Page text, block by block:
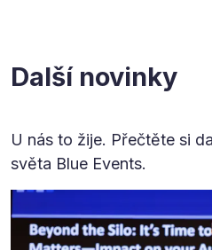
Další novinky
U nás to žije. Přečtěte si
světa Blue Events.